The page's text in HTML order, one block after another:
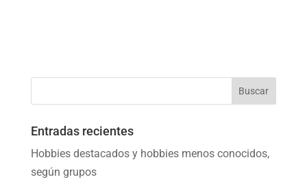
Entradas recientes
Hobbies destacados y hobbies menos conocidos,
según grupos